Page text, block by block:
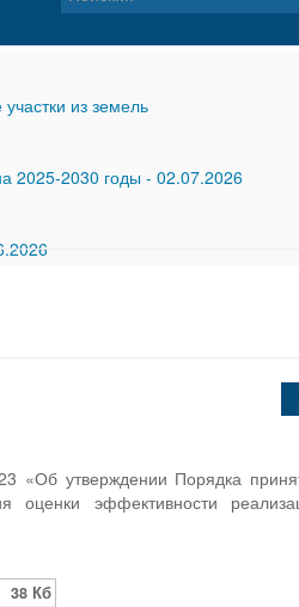
из земель
2025-2030 годы - 02.07.2026
«Об утверждении Порядка
эффективности
38 Кб